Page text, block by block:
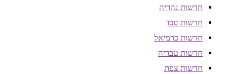
חדשות נהריה
חדשות עכו
חדשות כרמיאל
חדשות טבריה
חדשות צפת